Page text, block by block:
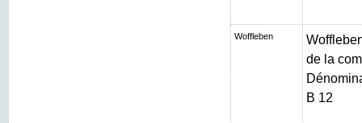
Woffleben
de la
B 12